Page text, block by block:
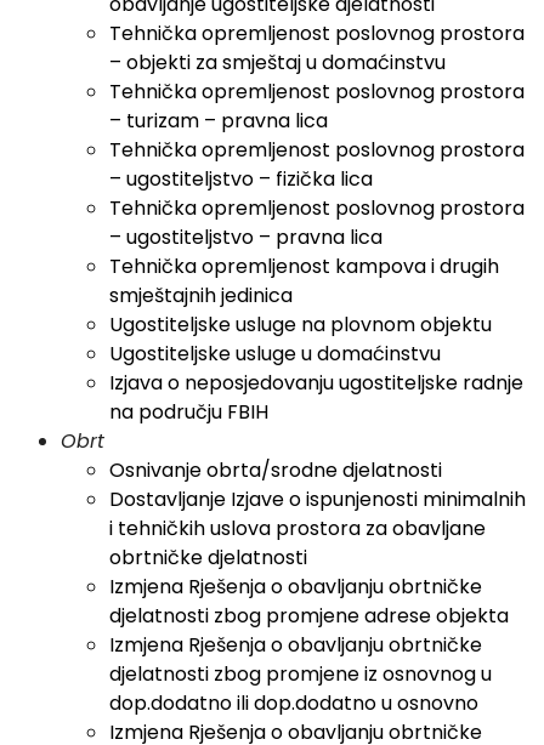
Tehnička opremljenost poslovnog prostora
– objekti za smještaj u domaćinstvu
Tehnička opremljenost poslovnog prostora
– turizam – pravna lica
Tehnička opremljenost poslovnog prostora
– ugostiteljstvo – fizička lica
Tehnička opremljenost poslovnog prostora
– ugostiteljstvo – pravna lica
Tehnička opremljenost kampova i drugih
smještajnih jedinica
Ugostiteljske usluge na plovnom objektu
Ugostiteljske usluge u domaćinstvu
Izjava o neposjedovanju ugostiteljske radnje
na području FBIH
Obrt
Osnivanje obrta/srodne djelatnosti
Dostavljanje Izjave o ispunjenosti minimalnih
i tehničkih uslova prostora za obavljane
obrtničke djelatnosti
Izmjena Rješenja o obavljanju obrtničke
djelatnosti zbog promjene adrese objekta
Izmjena Rješenja o obavljanju obrtničke
djelatnosti zbog promjene iz osnovnog u
dop.dodatno ili dop.dodatno u osnovno
Izmjena Rješenja o obavljanju obrtničke